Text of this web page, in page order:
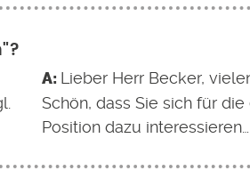
Lieber Herr Becker,
Schön, dass Sie sich für
Position dazu interessieren…